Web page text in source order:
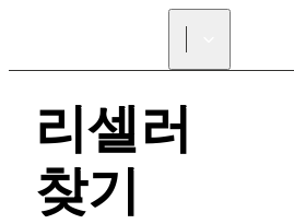
리셀러
찾기